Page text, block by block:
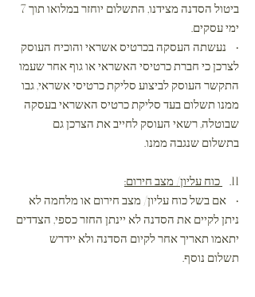
ביטול הסדנה מצידנו, התשלום יוחזר במלואו תוך 7
ימי עסקים.
• נעשתה העסקה בכרטיס אשראי והוכיח העוסק
לצרכן כי חברת כרטיסי האשראי או גוף אחר שעמו
התקשר העוסק לביצוע סליקת כרטיסי אשראי, גבו
ממנו תשלום בעד סליקת כרטיס האשראי בעסקה
שבוטלה, רשאי העוסק לחייב את הצרכן גם
בתשלום שנגבה ממנו.
11.
כוח עליון/ מצב חירום:
• אם בשל כוח עליון/ מצב חירום או מלחמה לא
ניתן לקיים את הסדנה לא יינתן החזר כספי, הצדדים
יתאמו תאריך אחר לקיום הסדנה ולא יידרש
תשלום נוסף.